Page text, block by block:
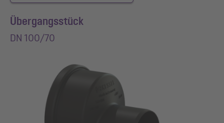
Übergangsstück
DN 100/70